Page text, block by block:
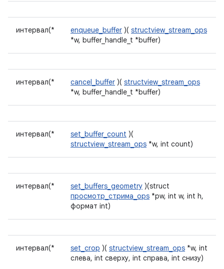
интервал(* enqueue_buffer )( structview_stream_ops
*w, buffer_handle_t *buffer)
интервал(* cancel_buffer )( structview_stream_ops
*w, buffer_handle_t *buffer)
интервал(* set_buffer_count )(
structview_stream_ops *w, int count)
интервал(* set_buffers_geometry )(struct
просмотр_стрима_ops *pw, int w, int h,
формат int)
интервал(* set_crop )( structview_stream_ops *w, int
слева, int сверху, int справа, int снизу)